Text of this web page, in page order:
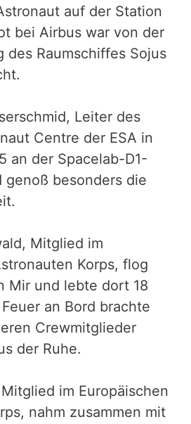
auf der Station
bei Airbus war von der
des Raumschiffes Sojus
Leiter des
Centre der ESA in
an der Spacelab-D1-
genoß besonders die
Mitglied im
Korps, flog
Mir und lebte dort 18
an Bord brachte
Crewmitglieder
der Ruhe.
im Europäischen
nahm zusammen mit